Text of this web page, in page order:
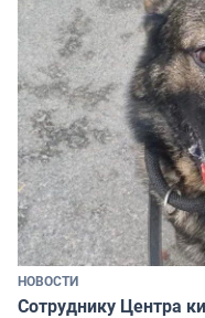
НОВОСТИ
Сотруднику Центра